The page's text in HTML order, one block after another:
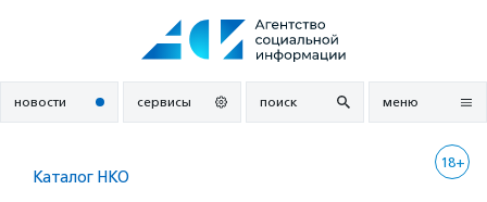
новости сервисы поиск меню
18+
Каталог НКО